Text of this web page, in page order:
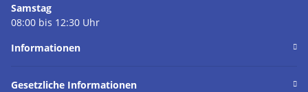
Samstag
08:00 bis 12:30 Uhr
Informationen
Gesetzliche Informationen